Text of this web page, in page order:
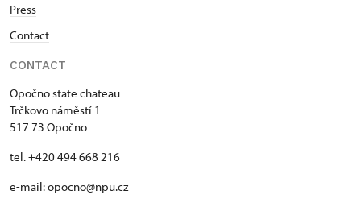
Press
Contact
CONTACT
Opočno state chateau
Trčkovo náměstí 1
517 73 Opočno
tel. +420 494 668 216
e-mail: opocno@npu.cz